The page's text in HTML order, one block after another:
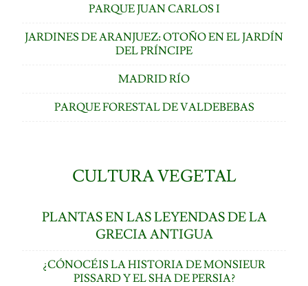
PARQUE JUAN CARLOS I
JARDINES DE ARANJUEZ: OTOÑO EN EL JARDÍN
DEL PRÍNCIPE
MADRID RÍO
PARQUE FORESTAL DE VALDEBEBAS
CULTURA VEGETAL
PLANTAS EN LAS LEYENDAS DE LA
GRECIA ANTIGUA
¿CÓNOCÉIS LA HISTORIA DE MONSIEUR
PISSARD Y EL SHA DE PERSIA?